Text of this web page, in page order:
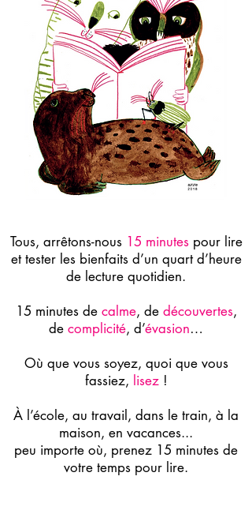
Tous, arrêtons-nous 15 minutespour lire
et tester les bienfaits d’un quart d’heure
de lecture quotidien.
15 minutes de calme, de découvertes,
de complicité, d’évasion…
Où que vous soyez, quoi que vous
fassiez, lisez!
À l’école, au travail, dans le train, à la
maison, en vacances...
peu importe où, prenez 15 minutes de
votre temps pour lire.